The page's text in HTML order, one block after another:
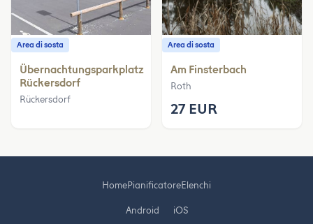
Area di sosta
Übernachtungsparkplatz
Rückersdorf
Rückersdorf
Area di sosta
Am Finsterbach
Roth
27 EUR
HomePianificatoreElenchi
Android iOS